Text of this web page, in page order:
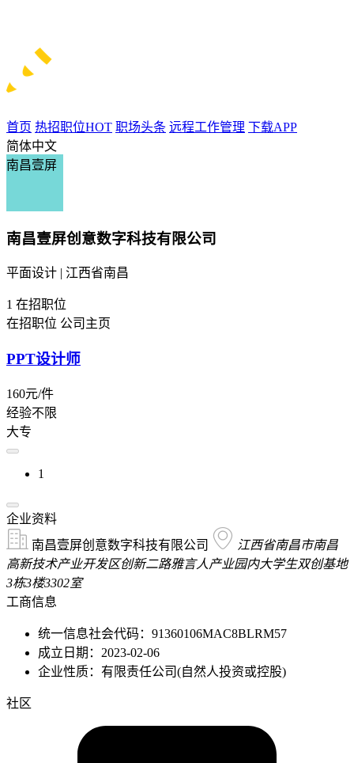
首页 热招职位HOT 职场头条 远程工作管理 下载APP
简体中文
南昌壹屏
南昌壹屏创意数字科技有限公司
平面设计 | 江西省南昌
1 在招职位
在招职位 公司主页
PPT设计师
160元/件
经验不限
大专
1
企业资料
南昌壹屏创意数字科技有限公司
江西省南昌市南昌
高新技术产业开发区创新二路雅言人产业园内大学生双创基地
3栋3楼3302室
工商信息
统一信息社会代码：91360106MAC8BLRM57
成立日期：2023-02-06
企业性质：有限责任公司(自然人投资或控股)
社区